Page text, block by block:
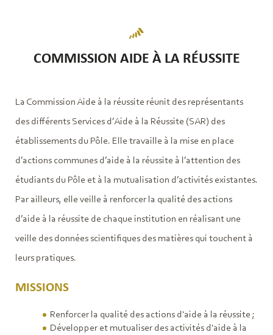
COMMISSION AIDE À LA RÉUSSITE
La Commission Aide à la réussite réunit des représentants
des différents Services d’Aide à la Réussite (SAR) des
établissements du Pôle. Elle travaille à la mise en place
d’actions communes d’aide à la réussite à l’attention des
étudiants du Pôle et à la mutualisation d’activités existantes.
Par ailleurs, elle veille à renforcer la qualité des actions
d’aide à la réussite de chaque institution en réalisant une
veille des données scientifiques des matières qui touchent à
leurs pratiques.
MISSIONS
Renforcer la qualité des actions d'aide à la réussite ;
Développer et mutualiser des activités d'aide à la